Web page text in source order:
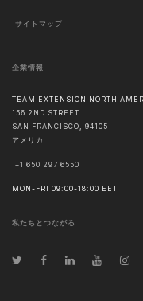
サイトマップ
企業情報
TEAM EXTENSION NORTH
156 2ND STREET
SAN FRANCISCO
94105
アメリカ
+1 650 297 6550
MON-FRI 09:00-18:00 EET
私たちとつながる